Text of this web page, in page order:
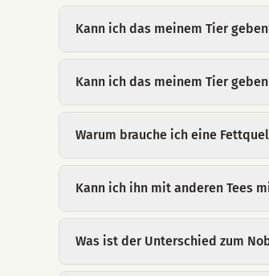
Kann ich das meinem Tier
Kann ich das meinem Tier
Warum brauche ich eine
Kann ich ihn mit anderen Tees
Was ist der Unterschied zum